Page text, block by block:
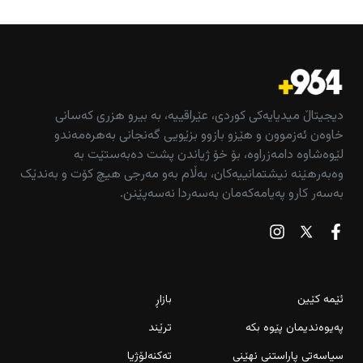
دیجیتاڵ میدیایەکی کوردی، عێراقییە، بە بیرو هزری کەسانی
خاوەن ئەزموون و هێزو بازوو بزێویی گەنجانی بەهرەمەندو
لێوەشاوە دامەزراوە، بۆ خۆ ژیاندن پشت دەبەستێت بە
وەبەرهێنە نیشتمانییەکان، بەڵام بەو مەرجی هیچ کۆت و بەندێک
بەسەر کارو پەیامەکەمان بەسەردا نەسەپێنن.
ئێمە کێین
پەیوەندیمان پێوە بکە
سیاسەتی پاراستنی نهێنی
بازاڕ
ترێند
تەکنەلۆژیا